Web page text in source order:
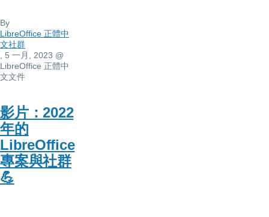
By
LibreOffice 正體中
文社群
, 5 一月, 2023 @
LibreOffice 正體中
文文件
影片：2022
年的
LibreOffice
專案與社群
💪